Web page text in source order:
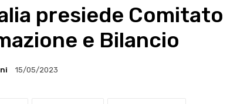
presiede Comitato
e Bilancio
15/05/2023